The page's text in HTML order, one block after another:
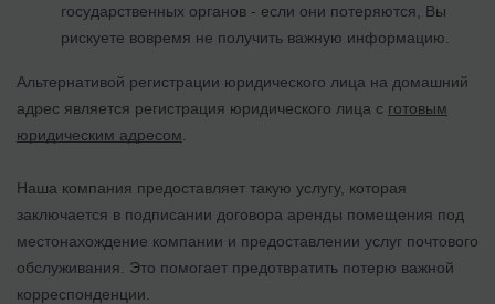
государственных органов - если они потеряются, Вы
рискуете вовремя не получить важную информацию.
Альтернативой регистрации юридического лица на домашний
адрес является регистрация юридического лица с готовым
юридическим адресом
Наша компания предоставляет такую услугу, которая
заключается в подписании договора аренды помещения под
местонахождение компании и предоставлении услуг почтового
обслуживания. Это помогает предотвратить потерю важной
корреспонденции.